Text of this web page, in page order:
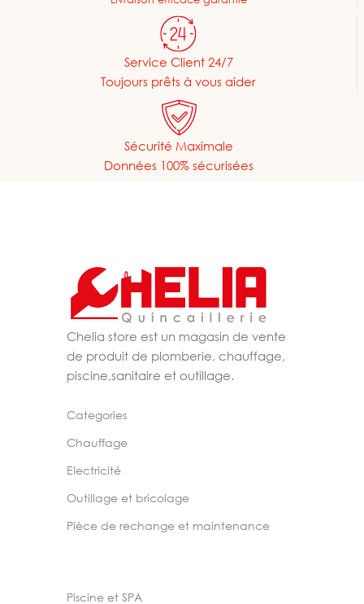
Service Client 24/7
Toujours prêts à vous aider
Sécurité Maximale
Données 100% sécurisées
Chelia store est un magasin de vente
de produit de plomberie, chauffage,
piscine,sanitaire et outillage.
Categories
Chauffage
Electricité
Outillage et bricolage
Pièce de rechange et maintenance
Piscine et SPA